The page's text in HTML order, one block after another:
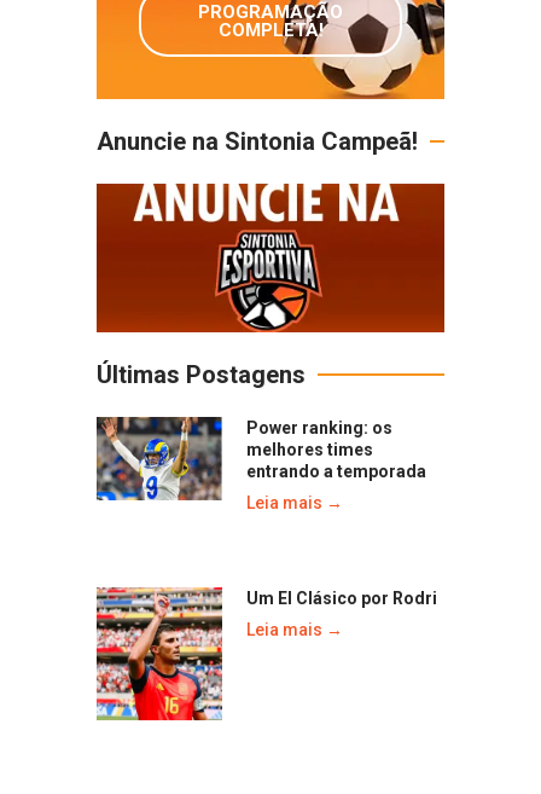
PROGRAMAÇÃO
COMPLETA!
Anuncie na Sintonia Campeã!
Últimas Postagens
Power ranking: os
melhores times
entrando a temporada
Leia mais →
Um El Clásico por Rodri
Leia mais →